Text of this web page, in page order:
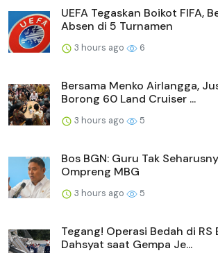
UEFA Tegaskan Boikot FIFA,
Absen di 5 Turnamen
3 hours ago 6
Bersama Menko Airlangga,
Borong 60 Land Cruiser ...
3 hours ago 5
Bos BGN: Guru Tak
Ompreng MBG
3 hours ago 5
Tegang! Operasi Bedah di
Dahsyat saat Gempa Je...